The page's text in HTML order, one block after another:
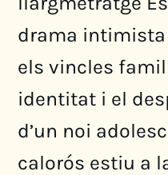
drama intimista
els vincles
identitat i el
d’un noi
calorós estiu a